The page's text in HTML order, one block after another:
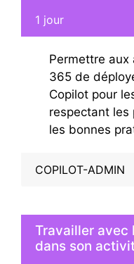
1 jour
Permettre
365 de
Copilot pour
respectant les
les bonnes
dans une
COPILOT-ADMIN
Travailler avec
dans son